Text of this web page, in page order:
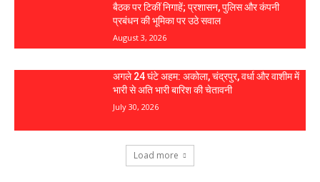
बैठक पर टिकीं निगाहें; प्रशासन, पुलिस और कंपनी
प्रबंधन की भूमिका पर उठे सवाल
August 3, 2026
अगले 24 घंटे अहम: अकोला, चंद्रपुर, वर्धा और वाशीम में
भारी से अति भारी बारिश की चेतावनी
July 30, 2026
Load more